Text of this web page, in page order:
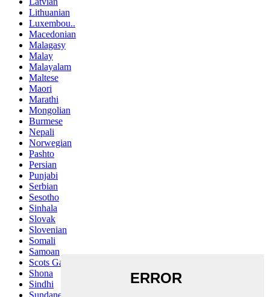
Lithuanian
Luxembou..
Macedonian
Malagasy
Malay
Malayalam
Maltese
Maori
Marathi
Mongolian
Burmese
Nepali
Norwegian
Pashto
Persian
Punjabi
Serbian
Sesotho
Sinhala
Slovak
Slovenian
Somali
Samoan
Scots Gaelic
Shona
Sindhi
Sundanese